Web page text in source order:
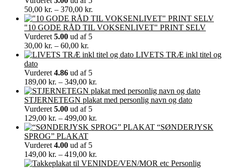
50,00 kr. – 370,00 kr.
50,00 kr.
til
"10 GODE RÅD TIL VOKSENLIVET" PRINT SELV
Vurderet5.00 ud af 5
30,00 kr. – 60,00 kr.
30,00 kr.
60,00 kr.
LIVETS TRÆ inkl titel og
dato
Vurderet4.86 ud af 5
189,00 kr. – 349,00 kr.
189,00 kr.
til
STJERNETEGN plakat med personlig navn og dato
Vurderet5.00 ud af 5
129,00 kr. – 499,00 kr.
129,00 kr.
“SØNDERJYSK
SPROG” PLAKAT
Vurderet4.00 ud af 5
149,00 kr. – 419,00 kr.
149,00 kr.